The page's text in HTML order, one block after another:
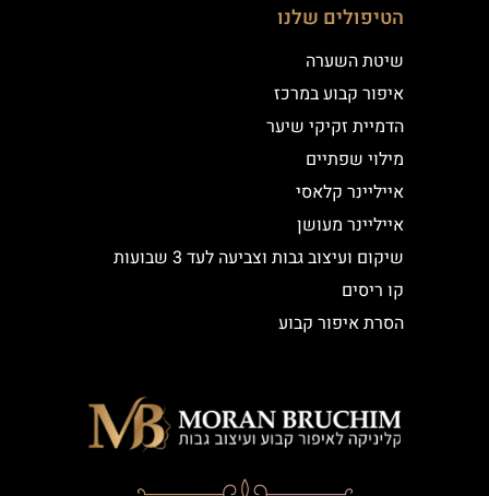
הטיפולים שלנו
שיטת השערה
איפור קבוע במרכז
הדמיית זקיקי שיער
מילוי שפתיים
אייליינר קלאסי
אייליינר מעושן
שיקום ועיצוב גבות וצביעה לעד 3 שבועות
קו ריסים
הסרת איפור קבוע